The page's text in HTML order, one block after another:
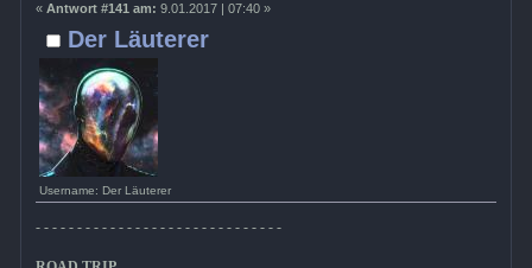
Der Läuterer
Username: Der Läuterer
« Antwort #141 am: 9.01.2017 | 07:40 »
- - - - - - - - - - - - - - - - - - - - - - - - - - - - - -